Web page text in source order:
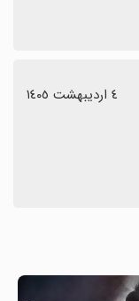
٤ اردیبهشت ١٤٠٥